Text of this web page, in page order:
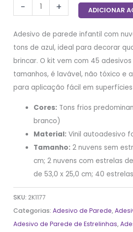
- + ADICIONAR
Adesivo de parede infantil com
tons de azul, ideal para decorar
brincar. O kit vem com 45
tamanhos, é lavável, não tóxico e
para aplicação fácil em superfícies
Cores: Tons frios
branco)
Material: Vinil autoadesivo
Tamanho: 2 nuvens sem
cm; 2 nuvens com estrelas
de 53,0 x 25,0 cm; 40
SKU: 2K1177
Categorias:Adesivo de Parede,
Adesivo de Parede de Estrelinhas,